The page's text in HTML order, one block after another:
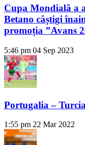
Cupa Mondială a
Betano câștigi
promoția ”Avans
5:46 pm 04 Sep 2023
Portugalia –
1:55 pm 22 Mar 2022